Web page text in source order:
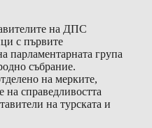
на ДПС
с първите
парламентарната група
събрание.
на мерките,
на справедливостта
на турската и